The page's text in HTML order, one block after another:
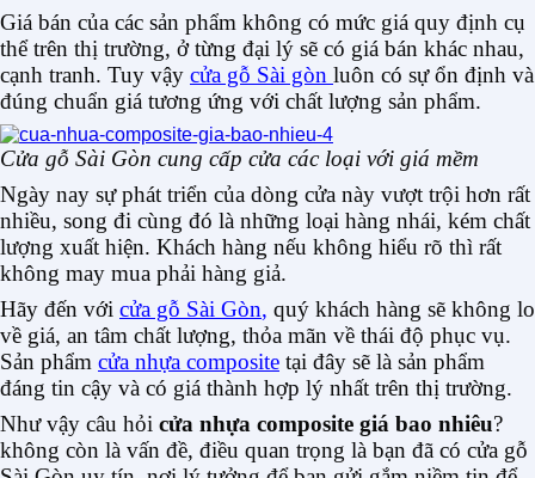
Giá bán của các sản phẩm không có mức giá quy định cụ
thể trên thị trường, ở từng đại lý sẽ có giá bán khác nhau,
cạnh tranh. Tuy vậy cửa gỗ Sài gòn luôn có sự ổn định và
đúng chuẩn giá tương ứng với chất lượng sản phẩm.
Cửa gỗ Sài Gòn cung cấp cửa các loại với giá mềm
Ngày nay sự phát triển của dòng cửa này vượt trội hơn rất
nhiều, song đi cùng đó là những loại hàng nhái, kém chất
lượng xuất hiện. Khách hàng nếu không hiểu rõ thì rất
không may mua phải hàng giả.
Hãy đến với cửa gỗ Sài Gòn, quý khách hàng sẽ không lo
về giá, an tâm chất lượng, thỏa mãn về thái độ phục vụ.
Sản phẩm cửa nhựa composite tại đây sẽ là sản phẩm
đáng tin cậy và có giá thành hợp lý nhất trên thị trường.
Như vậy câu hỏi cửa nhựa composite giá bao nhiêu?
không còn là vấn đề, điều quan trọng là bạn đã có cửa gỗ